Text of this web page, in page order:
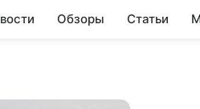
Обзоры Статьи